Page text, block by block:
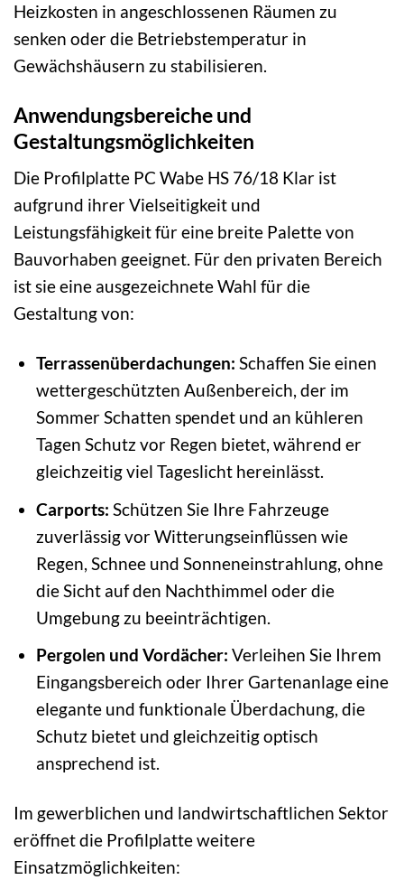
Heizkosten in angeschlossenen Räumen zu
senken oder die Betriebstemperatur in
Gewächshäusern zu stabilisieren.
Anwendungsbereiche und
Gestaltungsmöglichkeiten
Die Profilplatte PC Wabe HS 76/18 Klar ist
aufgrund ihrer Vielseitigkeit und
Leistungsfähigkeit für eine breite Palette von
Bauvorhaben geeignet. Für den privaten Bereich
ist sie eine ausgezeichnete Wahl für die
Gestaltung von:
Terrassenüberdachungen: Schaffen Sie einen
wettergeschützten Außenbereich, der im
Sommer Schatten spendet und an kühleren
Tagen Schutz vor Regen bietet, während er
gleichzeitig viel Tageslicht hereinlässt.
Carports: Schützen Sie Ihre Fahrzeuge
zuverlässig vor Witterungseinflüssen wie
Regen, Schnee und Sonneneinstrahlung, ohne
die Sicht auf den Nachthimmel oder die
Umgebung zu beeinträchtigen.
Pergolen und Vordächer: Verleihen Sie Ihrem
Eingangsbereich oder Ihrer Gartenanlage eine
elegante und funktionale Überdachung, die
Schutz bietet und gleichzeitig optisch
ansprechend ist.
Im gewerblichen und landwirtschaftlichen Sektor
eröffnet die Profilplatte weitere
Einsatzmöglichkeiten: